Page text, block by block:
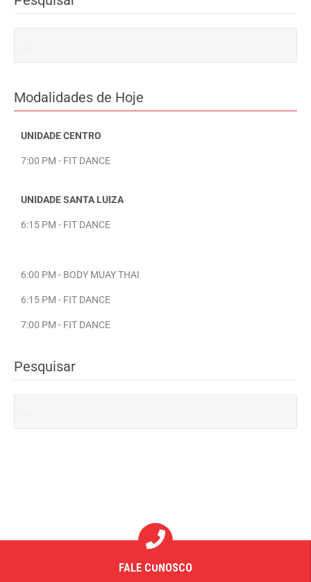
Modalidades de Hoje
UNIDADE CENTRO
7:00 PM - FIT DANCE
UNIDADE SANTA LUIZA
6:15 PM - FIT DANCE
6:00 PM - BODY MUAY THAI
6:15 PM - FIT DANCE
7:00 PM - FIT DANCE
Pesquisar
FALE CONOSCO